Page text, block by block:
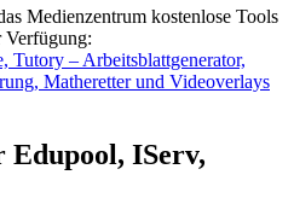
Medienzentrum kostenlose Tools
Verfügung:
Tutory – Arbeitsblattgenerator,
Matheretter und Videoverlays
IServ,